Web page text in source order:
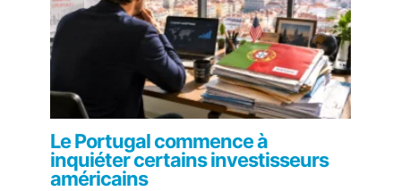
Le Portugal commence à
inquiéter certains investisseurs
américains